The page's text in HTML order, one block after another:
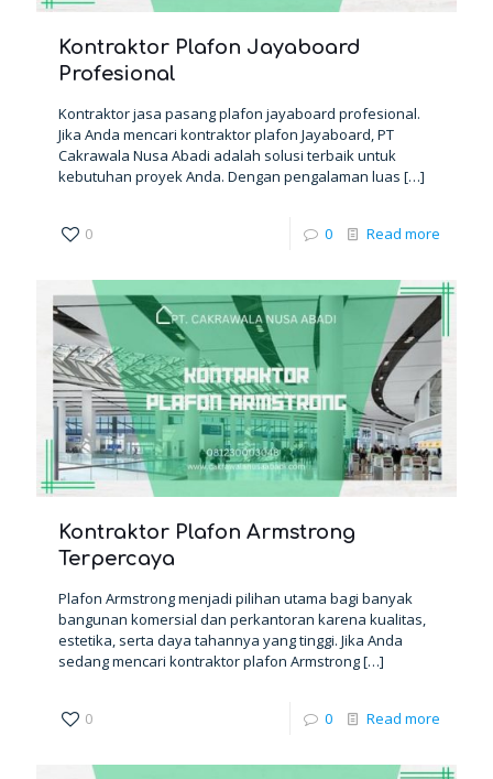
Kontraktor Plafon Jayaboard
Profesional
Kontraktor jasa pasang plafon jayaboard profesional.
Jika Anda mencari kontraktor plafon Jayaboard, PT
Cakrawala Nusa Abadi adalah solusi terbaik untuk
kebutuhan proyek Anda. Dengan pengalaman luas […]
0 0 Read more
Kontraktor Plafon Armstrong
Terpercaya
Plafon Armstrong menjadi pilihan utama bagi banyak
bangunan komersial dan perkantoran karena kualitas,
estetika, serta daya tahannya yang tinggi. Jika Anda
sedang mencari kontraktor plafon Armstrong[…]
0 0 Read more